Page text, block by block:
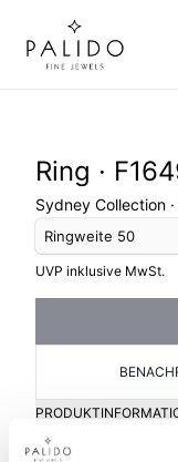
Ring ·
Sydney Collection
Ringweite 50
UVP inklusive MwSt.